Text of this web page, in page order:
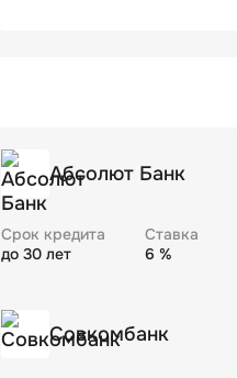
Абсолют Банк
Срок кредита
до 30 лет
Ставка
6 %
Совкомбанк